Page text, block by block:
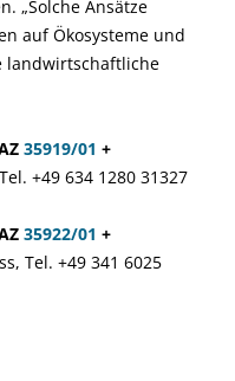
„Solche Ansätze
auf Ökosysteme und
landwirtschaftliche
35919/01 +
+49 634 1280 31327
35922/01 +
Tel. +49 341 6025